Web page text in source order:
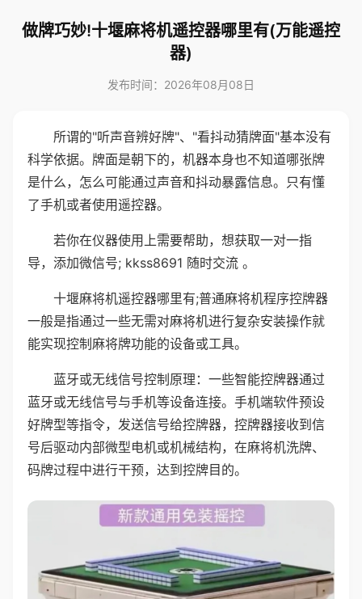
做牌巧妙!十堰麻将机遥控器哪里有(万能遥控
器)
发布时间：2026年08月08日
所谓的"听声音辨好牌"、"看抖动猜牌面"基本没有
科学依据。牌面是朝下的，机器本身也不知道哪张牌
是什么，怎么可能通过声音和抖动暴露信息。只有懂
了手机或者使用遥控器。
若你在仪器使用上需要帮助，想获取一对一指
导，添加微信号; kkss8691 随时交流 。
十堰麻将机遥控器哪里有;普通麻将机程序控牌器
一般是指通过一些无需对麻将机进行复杂安装操作就
能实现控制麻将牌功能的设备或工具。
蓝牙或无线信号控制原理：一些智能控牌器通过
蓝牙或无线信号与手机等设备连接。手机端软件预设
好牌型等指令，发送信号给控牌器，控牌器接收到信
号后驱动内部微型电机或机械结构，在麻将机洗牌、
码牌过程中进行干预，达到控牌目的。